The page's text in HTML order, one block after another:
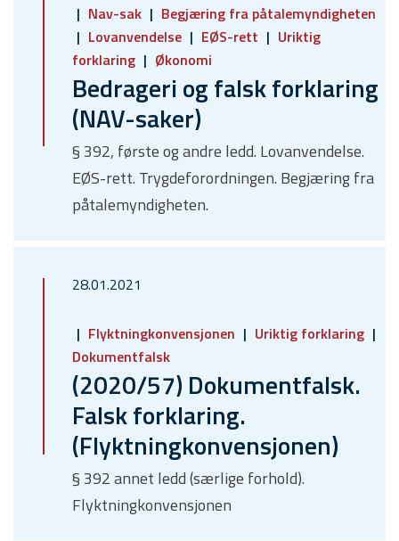
Nav-sak
Begjæring fra påtalemyndigheten
Lovanvendelse
EØS-rett
Uriktig
forklaring
Økonomi
Bedrageri og falsk forklaring
(NAV-saker)
§ 392, første og andre ledd. Lovanvendelse.
EØS-rett. Trygdeforordningen. Begjæring fra
påtalemyndigheten.
28.01.2021
Flyktningkonvensjonen
Uriktig forklaring
Dokumentfalsk
(2020/57) Dokumentfalsk.
Falsk forklaring.
(Flyktningkonvensjonen)
§ 392 annet ledd (særlige forhold).
Flyktningkonvensjonen